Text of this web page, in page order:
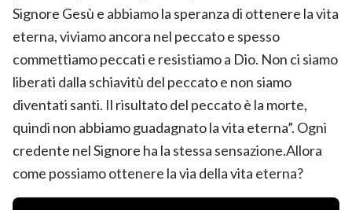
Signore Gesù e abbiamo la speranza di ottenere la vita
eterna, viviamo ancora nel peccato e spesso
commettiamo peccati e resistiamo a Dio. Non ci siamo
liberati dalla schiavitù del peccato e non siamo
diventati santi. Il risultato del peccato è la morte,
quindi non abbiamo guadagnato la vita eterna”. Ogni
credente nel Signore ha la stessa sensazione.Allora
come possiamo ottenere la via della vita eterna?